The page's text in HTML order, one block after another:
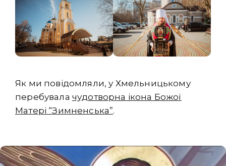
Як ми повідомляли, у Хмельницькому
перебувала чудотворна ікона Божої
Матері “Зимненська”.